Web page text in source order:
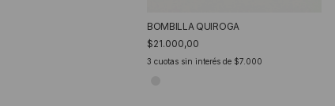
BOMBILLA QUIROGA
$21.000,00
3 cuotas sin interés de $7.000